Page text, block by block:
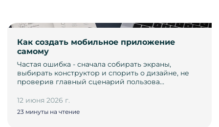
Как создать мобильное приложение
самому
Частая ошибка - сначала собирать экраны,
выбирать конструктор и спорить о дизайне, не
проверив главный сценарий пользова…
12 июня 2026 г.
23 минуты на чтение